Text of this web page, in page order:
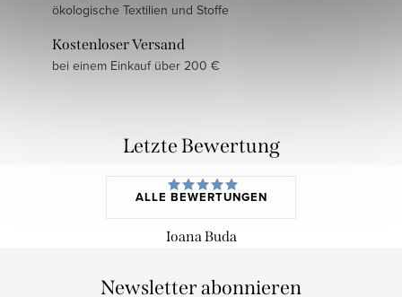
ökologische Textilien und Stoffe
Kostenloser Versand
bei einem Einkauf über 200 €
Letzte Bewertung
ALLE BEWERTUNGEN
Ioana Buda
Newsletter abonnieren